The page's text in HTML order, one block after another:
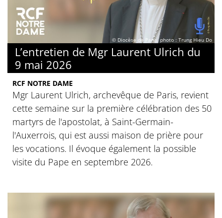
© Diocèse de Paris, photo : Trung Hieu Do
L’entretien de Mgr Laurent Ulrich du
9 mai 2026
RCF NOTRE DAME
Mgr Laurent Ulrich, archevêque de Paris, revient
cette semaine sur la première célébration des 50
martyrs de l'apostolat, à Saint-Germain-
l'Auxerrois, qui est aussi maison de prière pour
les vocations. Il évoque également la possible
visite du Pape en septembre 2026.